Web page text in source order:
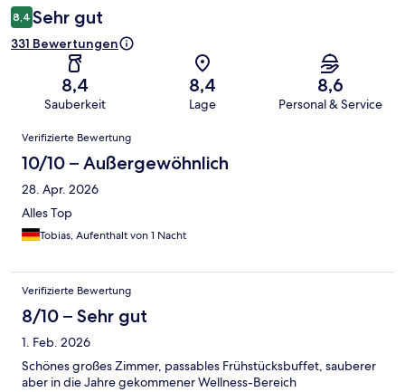
8,4 Sehr gut
331 Bewertungen
8,4
Sauberkeit
8,4
Lage
8,6
Personal & Service
Bewertungen
Verifizierte Bewertung
10/10 – Außergewöhnlich
28. Apr. 2026
Alles Top
Tobias, Aufenthalt von 1 Nacht
Verifizierte Bewertung
8/10 – Sehr gut
1. Feb. 2026
Schönes großes Zimmer, passables Frühstücksbuffet, sauberer
aber in die Jahre gekommener Wellness-Bereich